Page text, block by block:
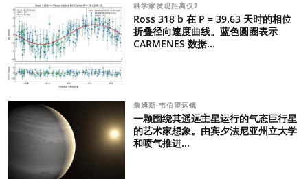
科学家发现距离仅2
Ross 318 b 在 P = 39.63 天时的相位
折叠径向速度曲线。蓝色圆圈表示
CARMENES 数据...
詹姆斯·韦伯望远镜
一颗围绕其遥远主星运行的气态巨行星
的艺术家想象。由宾夕法尼亚州立大学
和喷气推进...